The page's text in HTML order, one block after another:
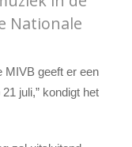
Nationale
MIVB geeft er een
juli,” kondigt het